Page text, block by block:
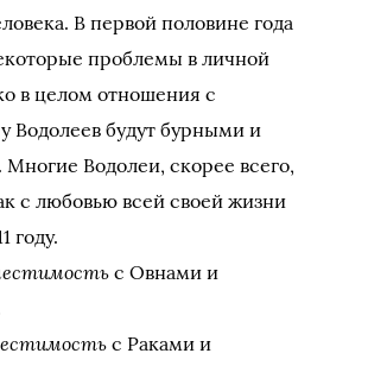
В первой половине года
проблемы в личной
в целом отношения с
Водолеев будут бурными и
Водолеи, скорее всего,
с любовью всей своей жизни
году.
с Овнами и
с Раками и